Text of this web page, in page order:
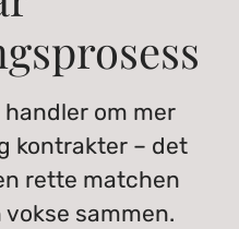
om mer
kontrakter – det
rette matchen
sammen.